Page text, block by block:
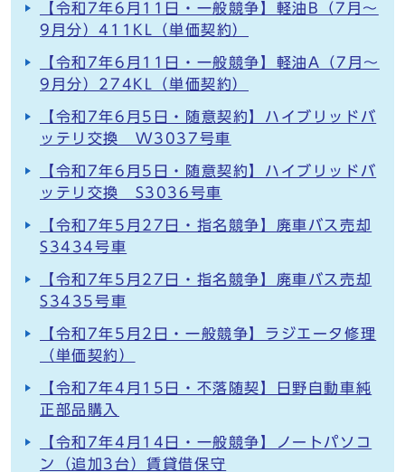
【令和7年6月11日・一般競争】軽油B（7月～
9月分）411KL（単価契約）
【令和7年6月11日・一般競争】軽油A（7月～
9月分）274KL（単価契約）
【令和7年6月5日・随意契約】ハイブリッドバ
ッテリ交換 W3037号車
【令和7年6月5日・随意契約】ハイブリッドバ
ッテリ交換 S3036号車
【令和7年5月27日・指名競争】廃車バス売却
S3434号車
【令和7年5月27日・指名競争】廃車バス売却
S3435号車
【令和7年5月2日・一般競争】ラジエータ修理
（単価契約）
【令和7年4月15日・不落随契】日野自動車純
正部品購入
【令和7年4月14日・一般競争】ノートパソコ
ン（追加3台）賃貸借保守